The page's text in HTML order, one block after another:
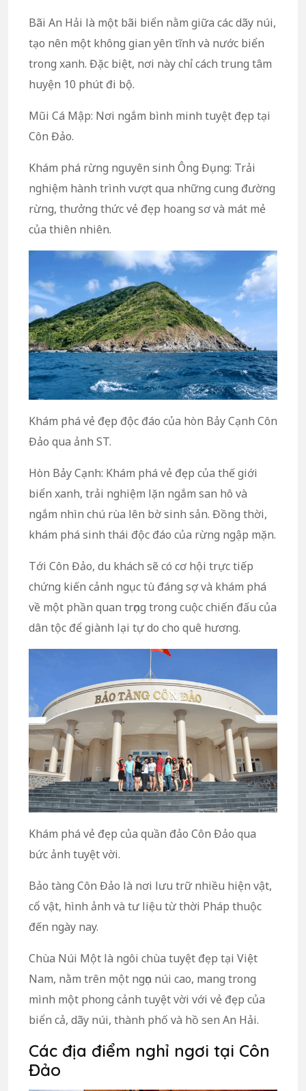
Bãi An Hải là một bãi biển nằm giữa các dãy núi,
tạo nên một không gian yên tĩnh và nước biển
trong xanh. Đặc biệt, nơi này chỉ cách trung tâm
huyện 10 phút đi bộ.
Mũi Cá Mập: Nơi ngắm bình minh tuyệt đẹp tại
Côn Đảo.
Khám phá rừng nguyên sinh Ông Đụng: Trải
nghiệm hành trình vượt qua những cung đường
rừng, thưởng thức vẻ đẹp hoang sơ và mát mẻ
của thiên nhiên.
Khám phá vẻ đẹp độc đáo của hòn Bảy Cạnh Côn
Đảo qua ảnh ST.
Hòn Bảy Cạnh: Khám phá vẻ đẹp của thế giới
biển xanh, trải nghiệm lặn ngắm san hô và
ngắm nhìn chú rùa lên bờ sinh sản. Đồng thời,
khám phá sinh thái độc đáo của rừng ngập mặn.
Tới Côn Đảo, du khách sẽ có cơ hội trực tiếp
chứng kiến cảnh ngục tù đáng sợ và khám phá
về một phần quan trọng trong cuộc chiến đấu của
dân tộc để giành lại tự do cho quê hương.
Khám phá vẻ đẹp của quần đảo Côn Đảo qua
bức ảnh tuyệt vời.
Bảo tàng Côn Đảo là nơi lưu trữ nhiều hiện vật,
cổ vật, hình ảnh và tư liệu từ thời Pháp thuộc
đến ngày nay.
Chùa Núi Một là ngôi chùa tuyệt đẹp tại Việt
Nam, nằm trên một ngọn núi cao, mang trong
mình một phong cảnh tuyệt vời với vẻ đẹp của
biển cả, dãy núi, thành phố và hồ sen An Hải.
Các địa điểm nghỉ ngơi tại Côn
Đảo